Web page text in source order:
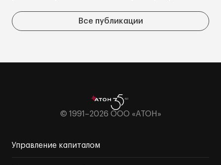
Все публикации
© 1991–2026 ООО «АТОН»
Управление капиталом